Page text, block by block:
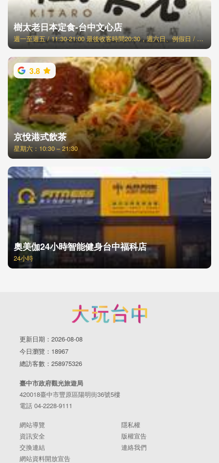
樹太老日本定食-台中文心店
週一至週五 / 11:30-21:00 最後收客時間20:30，週六日、例假日 / 11:00-21:30 最後收客時間21:00
3.8
京悅港式飲茶
星期六：10:30 – 21:30
奧美伽24小時智能健身台中福科店
24小時
更新日期：2026-08-08
今日瀏覽：18967
總訪客數：258975326
臺中市政府觀光旅遊局
420018臺中市豐原區陽明街36號5樓
電話 04-2228-9111
網站導覽
隱私權
資訊安全
版權宣告
交換連結
連絡我們
網站資料開放宣告